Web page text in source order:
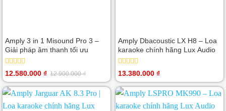
Amply 3 in 1 Misound Pro 3 –
Giải pháp âm thanh tối ưu
Được
hạng
0
sao
12.900.000₫
Giá
gốc
là:
12.900.000 ₫.
12.580.000 ₫
Giá
hiện
tại
là:
12.580.000 ₫.
Amply Dbacoustic LX H8 – Loa
karaoke chính hãng Lux Audio
Được
hạng
0
sao
13.380.000 ₫